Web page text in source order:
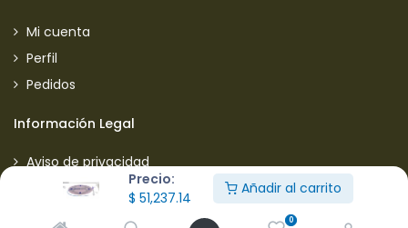
Precio:
$ 51,237.14
Añadir al carrito
0
Mi cuenta
Perfil
Pedidos
Información Legal
Aviso de privacidad
Política de envios